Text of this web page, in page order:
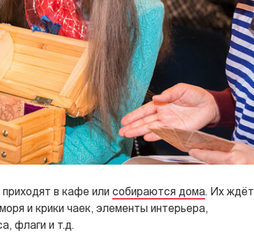
приходят в кафе или собираются дома. Их ждёт
и крики чаек, элементы интерьера,
флаги и т.д.